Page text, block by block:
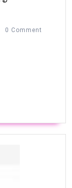
0 Comment